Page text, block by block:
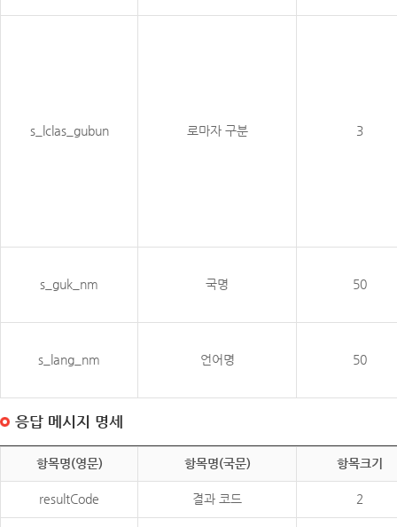
s_lclas_gubun 로마자 구분 3
s_guk_nm 국명 50
s_lang_nm 언어명 50
응답 메시지 명세
항목명(영문) 항목명(국문) 항목크기
resultCode 결과 코드 2